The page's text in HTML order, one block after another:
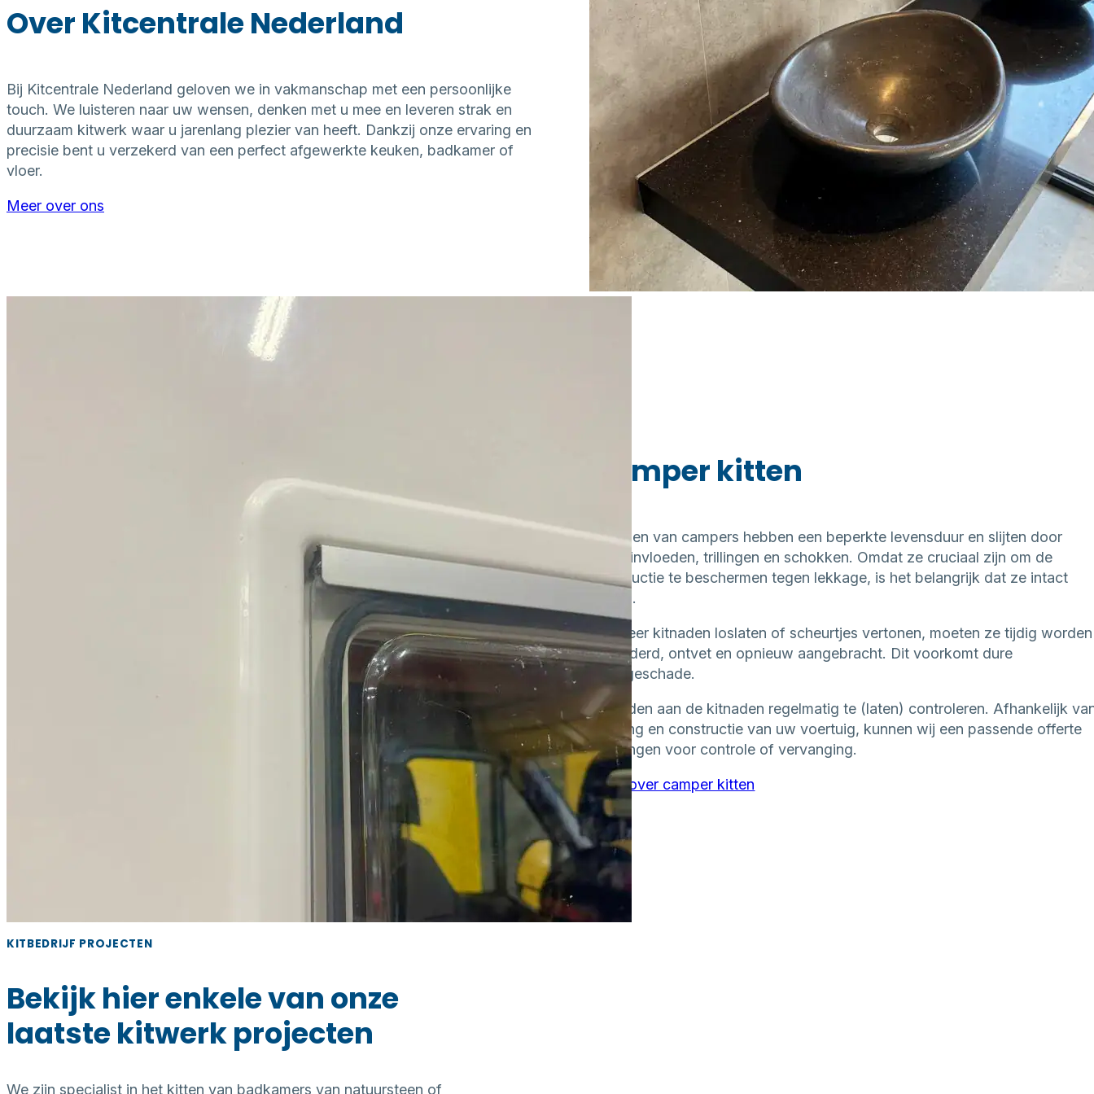
Meer overdilatatievoegen lekdetectie op kitwerk
Over Kitcentrale Nederland
Bij Kitcentrale Nederland geloven we in vakmanschap met een persoonlijke
touch. We luisteren naar uw wensen, denken met u mee en leveren strak en
duurzaam kitwerk waar u jarenlang plezier van heeft. Dankzij onze ervaring en
precisie bent u verzekerd van een perfect afgewerkte keuken, badkamer of
vloer.
Meer over ons
Camper kitten
Kitnaden van campers hebben een beperkte levensduur en slijten door
weersinvloeden, trillingen en schokken. Omdat ze cruciaal zijn om de
constructie te beschermen tegen lekkage, is het belangrijk dat ze intact
blijven.
Wanneer kitnaden loslaten of scheurtjes vertonen, moeten ze tijdig worden
verwijderd, ontvet en opnieuw aangebracht. Dit voorkomt dure
lekkageschade.
Wij raden aan de kitnaden regelmatig te (laten) controleren. Afhankelijk
omvang en constructie van uw voertuig, kunnen wij een passende offerte
uitbrengen voor controle of vervanging.
Meer over camper kitten
KITBEDRIJF PROJECTEN
Bekijk hier enkele van onze
laatste kitwerk projecten
We zijn specialist in het kitten van badkamers van natuursteen of